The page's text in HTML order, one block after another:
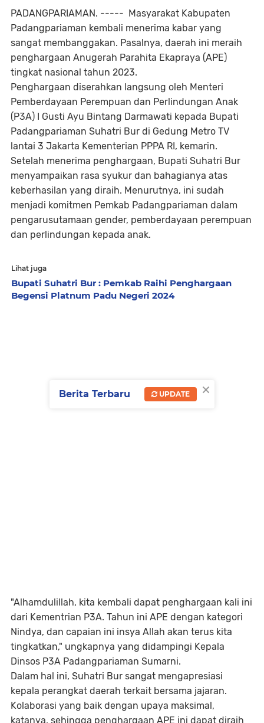
PADANGPARIAMAN. ----- Masyarakat Kabupaten
Padangpariaman kembali menerima kabar yang
sangat membanggakan. Pasalnya, daerah ini meraih
penghargaan Anugerah Parahita Ekapraya (APE)
tingkat nasional tahun 2023.
Penghargaan diserahkan langsung oleh Menteri
Pemberdayaan Perempuan dan Perlindungan Anak
(P3A) I Gusti Ayu Bintang Darmawati kepada Bupati
Padangpariaman Suhatri Bur di Gedung Metro TV
lantai 3 Jakarta Kementerian PPPA RI, kemarin.
Setelah menerima penghargaan, Bupati Suhatri Bur
menyampaikan rasa syukur dan bahagianya atas
keberhasilan yang diraih. Menurutnya, ini sudah
menjadi komitmen Pemkab Padangpariaman dalam
pengarusutamaan gender, pemberdayaan perempuan
dan perlindungan kepada anak.
Lihat juga
Bupati Suhatri Bur : Pemkab Raihi Penghargaan
Begensi Platnum Padu Negeri 2024
"Alhamdulillah, kita kembali dapat penghargaan kali ini
dari Kementrian P3A. Tahun ini APE dengan kategori
Nindya, dan capaian ini insya Allah akan terus kita
tingkatkan," ungkapnya yang didampingi Kepala
Dinsos P3A Padangpariaman Sumarni.
Dalam hal ini, Suhatri Bur sangat mengapresiasi
kepala perangkat daerah terkait bersama jajaran.
Kolaborasi yang baik dengan upaya maksimal,
katanya, sehingga penghargaan APE ini dapat diraih
×
Berita Terbaru UPDATE